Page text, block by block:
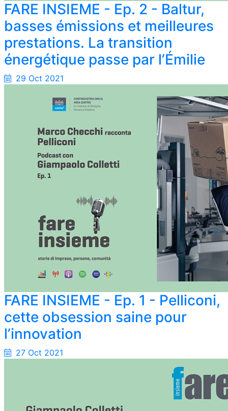
FARE INSIEME - Ep. 2 - Baltur,
basses émissions et meilleures
prestations. La transition
énergétique passe par l’Émilie
29 Oct 2021
FARE INSIEME - Ep. 1 - Pelliconi,
cette obsession saine pour
l’innovation
27 Oct 2021